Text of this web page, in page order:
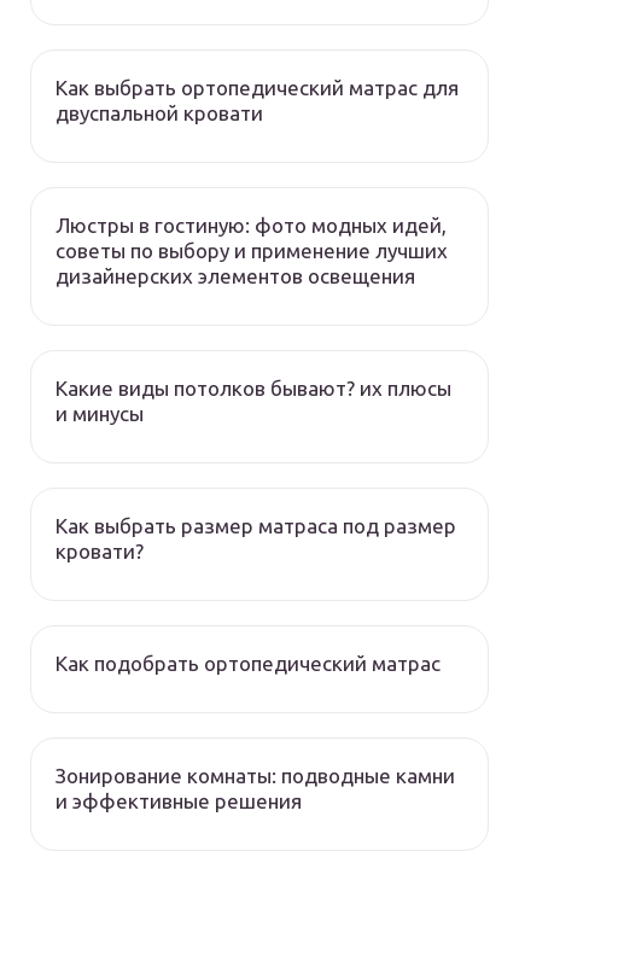
Как выбрать ортопедический матрас для
двуспальной кровати
Люстры в гостиную: фото модных идей,
советы по выбору и применение лучших
дизайнерских элементов освещения
Какие виды потолков бывают? их плюсы
и минусы
Как выбрать размер матраса под размер
кровати?
Как подобрать ортопедический матрас
Зонирование комнаты: подводные камни
и эффективные решения